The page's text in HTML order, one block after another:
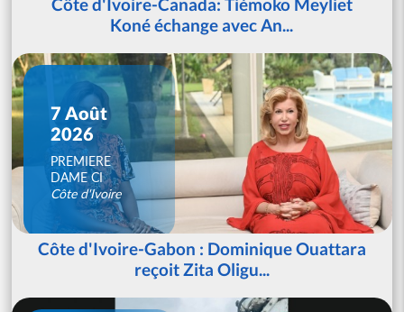
Koné échange avec An...
7 Août
2026
PREMIERE
DAME CI
Côte d'Ivoire
Côte d'Ivoire-Gabon : Dominique Ouattara
reçoit Zita Oligu...